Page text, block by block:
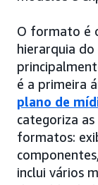
O formato é
hierarquia do
é a primeira
plano de
categoriza
formatos:
inclui vários